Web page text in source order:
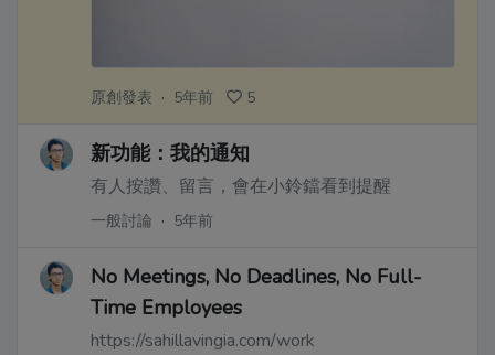
原創發表 · 5年前 5
新功能：我的通知
有人按讚、留言，會在小鈴鐺看到提醒
一般討論 · 5年前
No Meetings, No Deadlines, No Full-
Time Employees
https://sahillavingia.com/work